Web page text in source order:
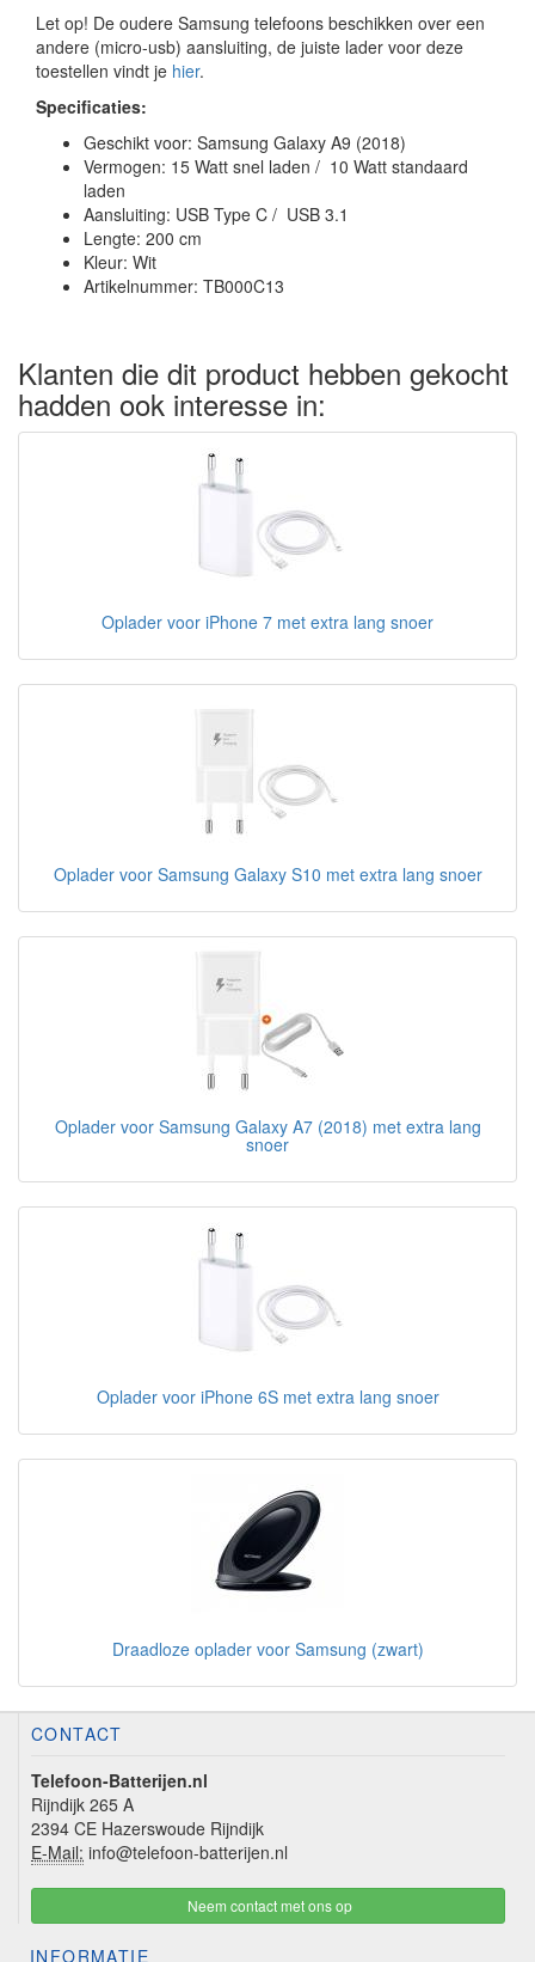
Let op! De oudere Samsung telefoons beschikken over een
andere (micro-usb) aansluiting, de juiste lader voor deze
toestellen vindt je hier.
Specificaties:
Geschikt voor: Samsung Galaxy A9 (2018)
Vermogen: 15 Watt snel laden / 10 Watt standaard
laden
Aansluiting: USB Type C / USB 3.1
Lengte: 200 cm
Kleur: Wit
Artikelnummer: TB000C13
Klanten die dit product hebben gekocht
hadden ook interesse in:
Oplader voor iPhone 7 met extra lang snoer
Oplader voor Samsung Galaxy S10 met extra lang snoer
Oplader voor Samsung Galaxy A7 (2018) met extra lang
snoer
Oplader voor iPhone 6S met extra lang snoer
Draadloze oplader voor Samsung (zwart)
CONTACT
Telefoon-Batterijen.nl
Rijndijk 265 A
2394 CE Hazerswoude Rijndijk
E-Mail: info@telefoon-batterijen.nl
Neem contact met ons op
INFORMATIE